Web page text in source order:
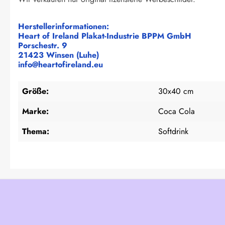
Herstellerinformationen:
Heart of Ireland Plakat-Industrie BPPM GmbH
Porschestr. 9
21423 Winsen (Luhe)
info@heartofireland.eu
Größe:
30x40 cm
Marke:
Coca Cola
Thema:
Softdrink